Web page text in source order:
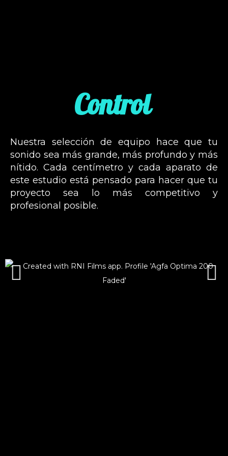
Control
Nuestra selección de equipo hace que tu
sonido sea más grande, más profundo y más
nítido. Cada centímetro y cada aparato de
este estudio está pensado para hacer que tu
proyecto sea lo más competitivo y
profesional posible.